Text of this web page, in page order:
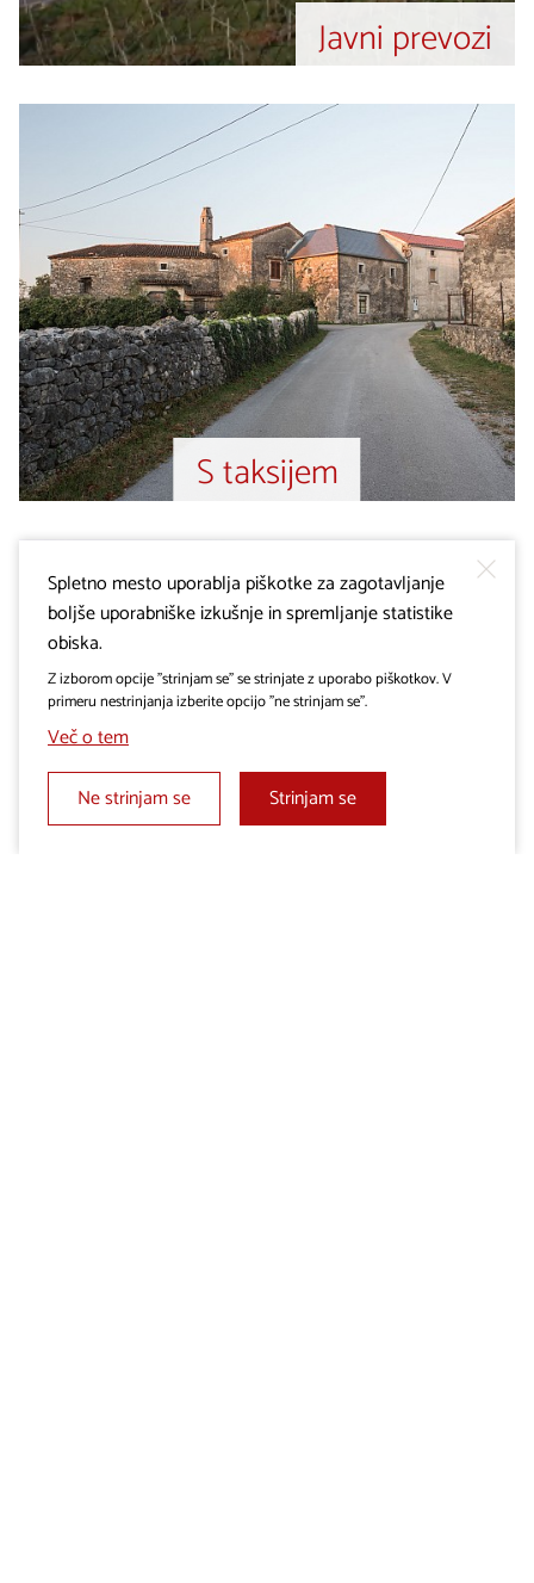
Javni prevozi
S taksijem
Spletno mesto uporablja piškotke za zagotavljanje
boljše uporabniške izkušnje in spremljanje statistike
obiska.
Z izborom opcije "strinjam se" se strinjate z uporabo piškotkov. V
primeru nestrinjanja izberite opcijo "ne strinjam se".
Več o tem
Ne strinjam se
Strinjam se